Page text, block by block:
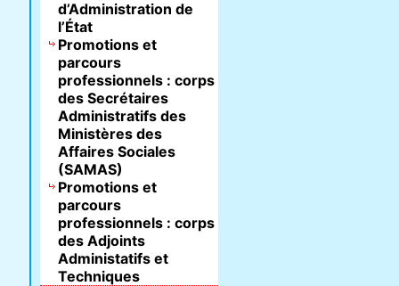
d’Administration de
l’État
Promotions et
parcours
professionnels : corps
des Secrétaires
Administratifs des
Ministères des
Affaires Sociales
(SAMAS)
Promotions et
parcours
professionnels : corps
des Adjoints
Administatifs et
Techniques